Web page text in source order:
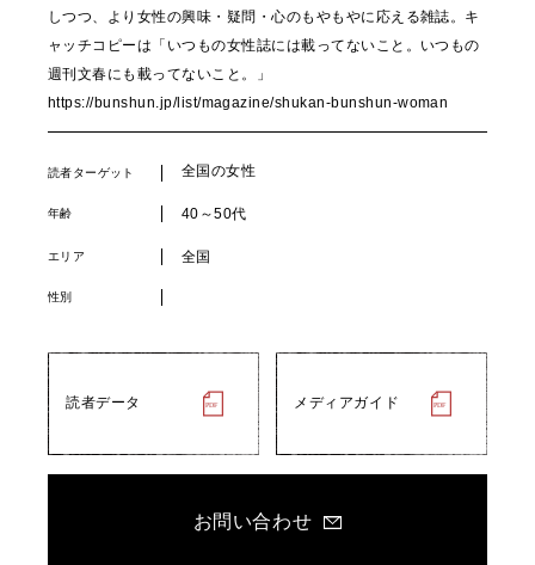
しつつ、より女性の興味・疑問・心のもやもやに応える雑誌。キ
ャッチコピーは「いつもの女性誌には載ってないこと。いつもの
週刊文春にも載ってないこと。」
https://bunshun.jp/list/magazine/shukan-bunshun-woman
読者ターゲット 全国の女性
年齢 40～50代
エリア 全国
性別
読者データ メディアガイド
お問い合わせ